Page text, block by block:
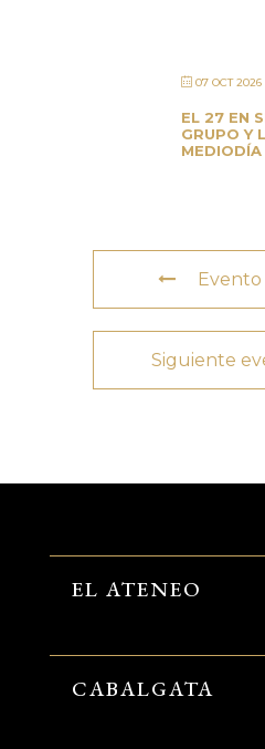
07 OCT 2026
EL 27 EN
GRUPO Y
MEDIODÍA
Siguiente
EL ATENEO
CABALGATA